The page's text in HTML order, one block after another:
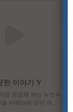
한 이야기 Y
장 궁금해 하는 뉴스속
카메라에 담아 이야